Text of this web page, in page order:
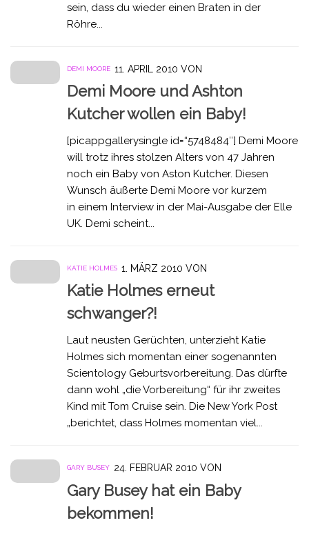
sein, dass du wieder einen Braten in der
Röhre...
DEMI MOORE 11. APRIL 2010 VON
Demi Moore und Ashton
Kutcher wollen ein Baby!
[picappgallerysingle id=“5748484″] Demi Moore
will trotz ihres stolzen Alters von 47 Jahren
noch ein Baby von Aston Kutcher. Diesen
Wunsch äußerte Demi Moore vor kurzem
in einem Interview in der Mai-Ausgabe der Elle
UK. Demi scheint...
KATIE HOLMES 1. MÄRZ 2010 VON
Katie Holmes erneut
schwanger?!
Laut neusten Gerüchten, unterzieht Katie
Holmes sich momentan einer sogenannten
Scientology Geburtsvorbereitung. Das dürfte
dann wohl „die Vorbereitung“ für ihr zweites
Kind mit Tom Cruise sein. Die New York Post
„berichtet, dass Holmes momentan viel...
GARY BUSEY 24. FEBRUAR 2010 VON
Gary Busey hat ein Baby
bekommen!